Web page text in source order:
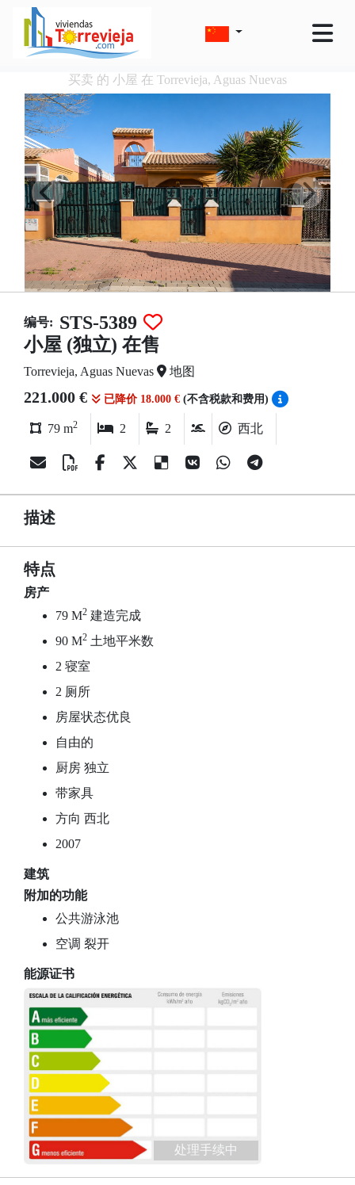
买卖 的 小屋 在 Torrevieja, Aguas Nuevas
编号: STS-5389
小屋 (独立) 在售
Torrevieja, Aguas Nuevas 地图
221.000 € 已降价 18.000 € (不含税款和费用)
79 m2 2 2 西北
描述
特点
房产
79 M2 建造完成
90 M2 土地平米数
2 寝室
2 厕所
房屋状态优良
自由的
厨房 独立
带家具
方向 西北
2007
建筑
附加的功能
公共游泳池
空调 裂开
能源证书
处理手续中